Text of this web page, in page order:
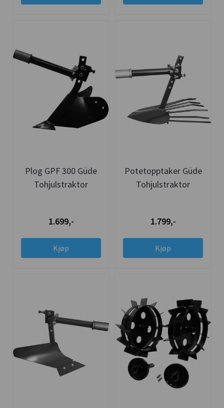
Plog GPF 300 Güde
Tohjulstraktor
1.699,-
Kjøp
Potetopptaker Güde
Tohjulstraktor
1.799,-
Kjøp